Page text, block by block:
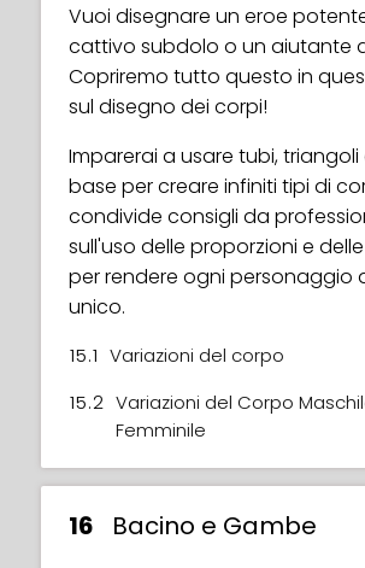
Vuoi disegnare un eroe
cattivo subdolo o un aiutante
Copriremo tutto questo in
sul disegno dei corpi!
Imparerai a usare tubi, triangoli
base per creare infiniti tipi di
condivide consigli da
sull'uso delle proporzioni e
per rendere ogni personaggio
unico.
15.1 Variazioni del corpo
15.2 Variazioni del Corpo
Femminile
16 Bacino e Gambe